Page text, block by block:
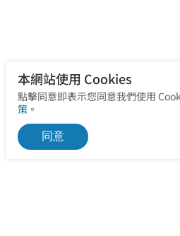
本網站使用 Cookies
點擊同意即表示您同意我們使用
策。
同意